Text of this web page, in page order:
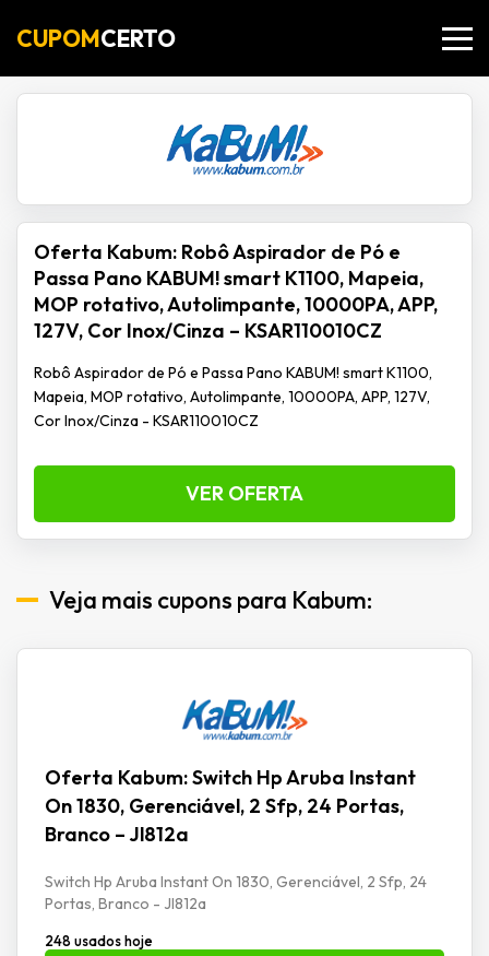
CUPOMCERTO
Oferta Kabum: Robô Aspirador de Pó e
Passa Pano KABUM! smart K1100, Mapeia,
MOP rotativo, Autolimpante, 10000PA, APP,
127V, Cor Inox/Cinza – KSAR110010CZ
Robô Aspirador de Pó e Passa Pano KABUM! smart K1100,
Mapeia, MOP rotativo, Autolimpante, 10000PA, APP, 127V,
Cor Inox/Cinza - KSAR110010CZ
VER OFERTA
Veja mais cupons para Kabum:
Oferta Kabum: Switch Hp Aruba Instant
On 1830, Gerenciável, 2 Sfp, 24 Portas,
Branco – Jl812a
Switch Hp Aruba Instant On 1830, Gerenciável, 2 Sfp, 24
Portas, Branco - Jl812a
248 usados hoje